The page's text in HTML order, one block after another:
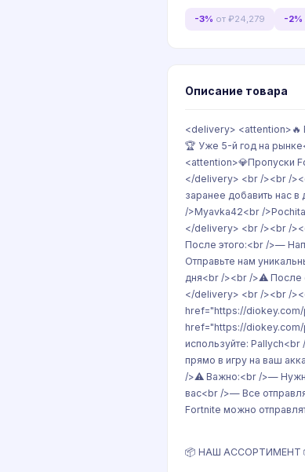
-3% от ₽24,279 -2%
Описание товара
<delivery> <attention>🔥
🏆 Уже 5-й год на
<attention>💎Пропуски
</delivery> <br /><br /
заранее добавить нас
/>Myavka42<br /
</delivery> <br /><br /
После этого:<br />—
Отправьте нам
дня<br /><br />⚠️ После
</delivery> <br /><br /
href="https://
href="https://
используйте:
прямо в игру на ваш
/>⚠️ Важно:<br />—
вас<br />— Все
Fortnite можно
📦 НАШ АССОРТИМЕНТ